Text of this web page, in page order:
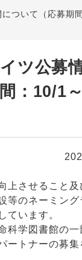
ついて（応募期
ツ公募
：10/1
上させること
等のネーミン
ています。
科学図書館の
ートナーの募